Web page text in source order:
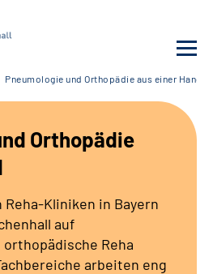
Pneumologie und Orthopädie aus einer Hand
Orthopädie
Kliniken in Bayern
auf
Reha
arbeiten eng